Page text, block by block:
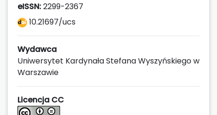
eISSN:2299-2367
10.21697/ucs
Wydawca
Uniwersytet Kardynała Stefana Wyszyńskiego w
Warszawie
Licencja CC